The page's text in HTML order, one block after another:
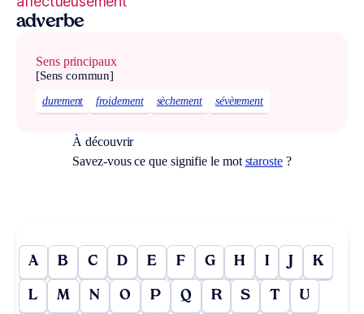
adverbe
Sens principaux
[Sens commun]
durement froidement sèchement sévèrement
À découvrir
Savez-vous ce que signifie le mot staroste?
A B C D E F G H I J K
L M N O P Q R S T U